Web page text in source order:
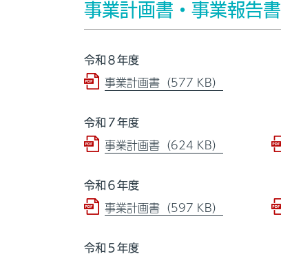
事業計画書・事業報告書
令和８年度
事業計画書（577 KB）
令和７年度
事業計画書（624 KB）
令和６年度
事業計画書（597 KB）
令和５年度